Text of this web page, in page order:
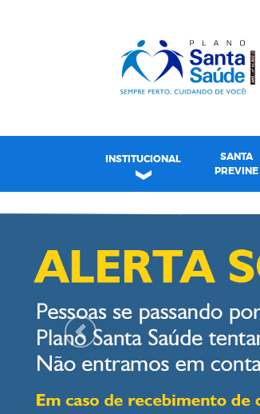
INSTITUCIONAL
SANTA
PREVINE
Plano Santa
Previous